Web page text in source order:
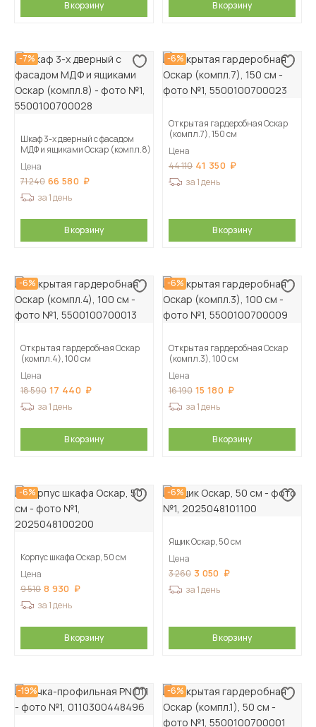
В корзину В корзину
-7%
Шкаф 3-х дверный с фасадом
МДФ и ящиками Оскар (компл.8)
Цена
71 240 66 580
за 1 день
В корзину
-6%
Открытая гардеробная Оскар
(компл.7), 150 см
Цена
44 110 41 350
за 1 день
В корзину
-6%
Открытая гардеробная Оскар
(компл.4), 100 см
Цена
18 590 17 440
за 1 день
В корзину
-6%
Открытая гардеробная Оскар
(компл.3), 100 см
Цена
16 190 15 180
за 1 день
В корзину
-6%
Корпус шкафа Оскар, 50 см
Цена
9 510 8 930
за 1 день
В корзину
-6%
Ящик Оскар, 50 см
Цена
3 260 3 050
за 1 день
В корзину
-19% -6%